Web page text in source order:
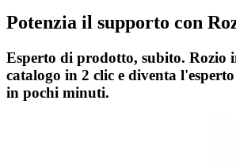
Potenzia il supporto con
Esperto di prodotto, subito. Rozio
catalogo in 2 clic e diventa
in pochi minuti.